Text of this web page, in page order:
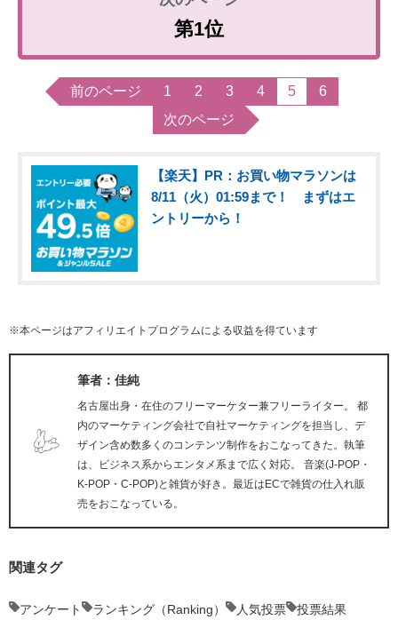
第1位
前のページ 1 2 3 4 5
6
次のページ
【楽天】PR：お買い物マラソンは
8/11（火）01:59まで！ まずはエ
ントリーから！
※本ページはアフィリエイトプログラムによる収益を得ています
筆者：佳純
名古屋出身・在住のフリーマーケター兼フリーライター。 都
内のマーケティング会社で自社マーケティングを担当し、デ
ザイン含め数多くのコンテンツ制作をおこなってきた。執筆
は、ビジネス系からエンタメ系まで広く対応。 音楽(J-POP・
K-POP・C-POP)と雑貨が好き。最近はECで雑貨の仕入れ販
売をおこなっている。
関連タグ
アンケート ランキング（Ranking） 人気投票 投票結果